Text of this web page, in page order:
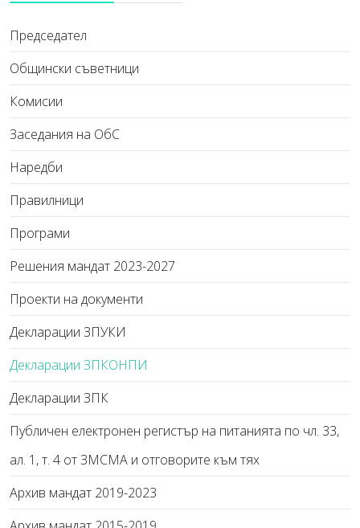
Председател
Общински съветници
Комисии
Заседания на ОбС
Наредби
Правилници
Програми
Решения мандат 2023-2027
Проекти на документи
Декларации ЗПУКИ
Декларации ЗПКОНПИ
Декларации ЗПК
Публичен електронен регистър на питанията по чл. 33,
ал. 1, т. 4 от ЗМСМА и отговорите към тях
Архив мандат 2019-2023